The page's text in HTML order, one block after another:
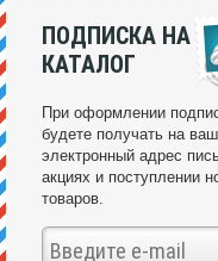
ПОДПИСКА НА
КАТАЛОГ
При оформлении
будете получать на ваш
электронный адрес
акциях и поступлении
товаров.